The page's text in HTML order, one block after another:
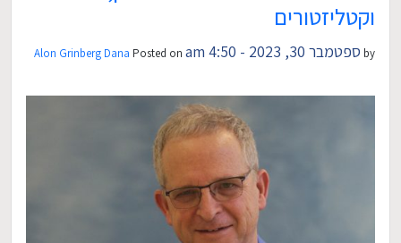
וקטליזטורים
Posted on ספטמבר 30, 2023 - 4:50 am by
Alon Grinberg Dana